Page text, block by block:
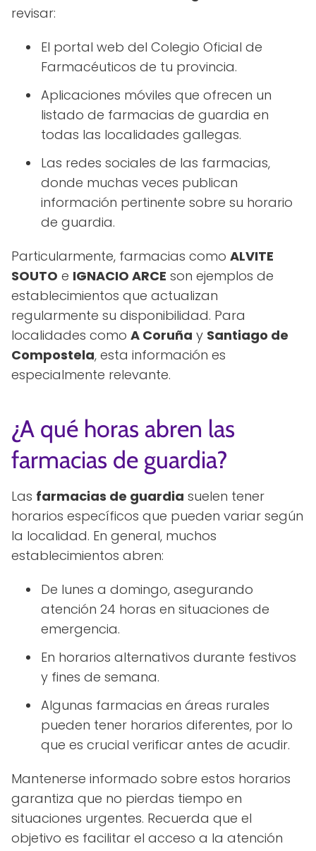
revisar:
El portal web del Colegio Oficial de
Farmacéuticos de tu provincia.
Aplicaciones móviles que ofrecen un
listado de farmacias de guardia en
todas las localidades gallegas.
Las redes sociales de las farmacias,
donde muchas veces publican
información pertinente sobre su horario
de guardia.
Particularmente, farmacias como ALVITE
SOUTO e IGNACIO ARCE son ejemplos de
establecimientos que actualizan
regularmente su disponibilidad. Para
localidades como A Coruña y Santiago de
Compostela, esta información es
especialmente relevante.
¿A qué horas abren las
farmacias de guardia?
Las farmacias de guardia suelen tener
horarios específicos que pueden variar según
la localidad. En general, muchos
establecimientos abren:
De lunes a domingo, asegurando
atención 24 horas en situaciones de
emergencia.
En horarios alternativos durante festivos
y fines de semana.
Algunas farmacias en áreas rurales
pueden tener horarios diferentes, por lo
que es crucial verificar antes de acudir.
Mantenerse informado sobre estos horarios
garantiza que no pierdas tiempo en
situaciones urgentes. Recuerda que el
objetivo es facilitar el acceso a la atención